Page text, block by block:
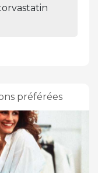
préférées